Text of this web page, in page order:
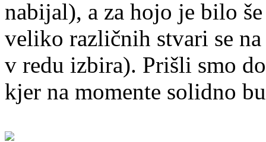
nabijal), a za hojo je bilo
veliko različnih stvari se
v redu izbira). Prišli smo
kjer na momente solidno